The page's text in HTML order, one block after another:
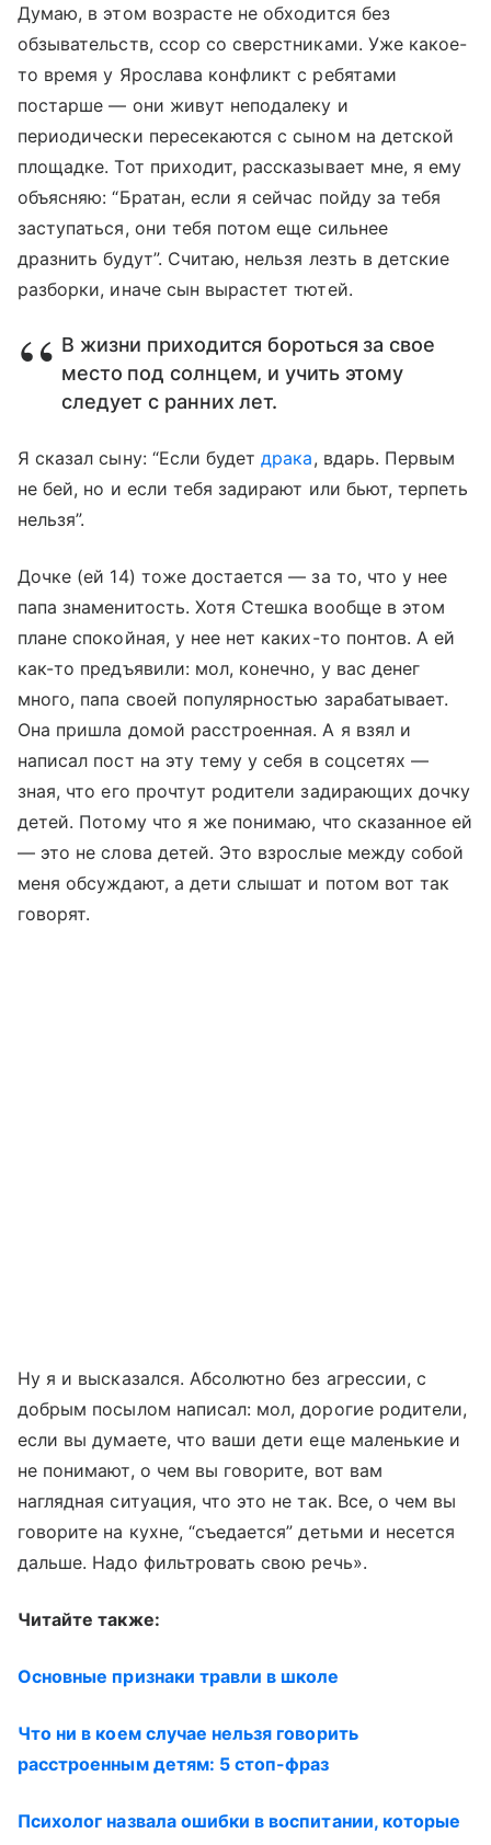
Думаю, в этом возрасте не обходится без
обзывательств, ссор со сверстниками. Уже какое-
то время у Ярослава конфликт с ребятами
постарше — они живут неподалеку и
периодически пересекаются с сыном на детской
площадке. Тот приходит, рассказывает мне, я ему
объясняю: “Братан, если я сейчас пойду за тебя
заступаться, они тебя потом еще сильнее
дразнить будут”. Считаю, нельзя лезть в детские
разборки, иначе сын вырастет тютей.
В жизни приходится бороться за свое
место под солнцем, и учить этому
следует с ранних лет.
Я сказал сыну: “Если будетдрака, вдарь. Первым
не бей, но и если тебя задирают или бьют, терпеть
нельзя”.
Дочке (ей 14) тоже достается — за то, что у нее
папа знаменитость. Хотя Стешка вообще в этом
плане спокойная, у нее нет каких-то понтов. А ей
как-то предъявили: мол, конечно, у вас денег
много, папа своей популярностью зарабатывает.
Она пришла домой расстроенная. А я взял и
написал пост на эту тему у себя в соцсетях —
зная, что его прочтут родители задирающих дочку
детей. Потому что я же понимаю, что сказанное ей
— это не слова детей. Это взрослые между собой
меня обсуждают, а дети слышат и потом вот так
говорят.
Ну я и высказался. Абсолютно без агрессии, с
добрым посылом написал: мол, дорогие родители,
если вы думаете, что ваши дети еще маленькие и
не понимают, о чем вы говорите, вот вам
наглядная ситуация, что это не так. Все, о чем вы
говорите на кухне, “съедается” детьми и несется
дальше. Надо фильтровать свою речь».
Читайте также:
Основные признаки травли в школе
Что ни в коем случае нельзя говорить
расстроенным детям: 5 стоп-фраз
Психолог назвала ошибки в воспитании, которые